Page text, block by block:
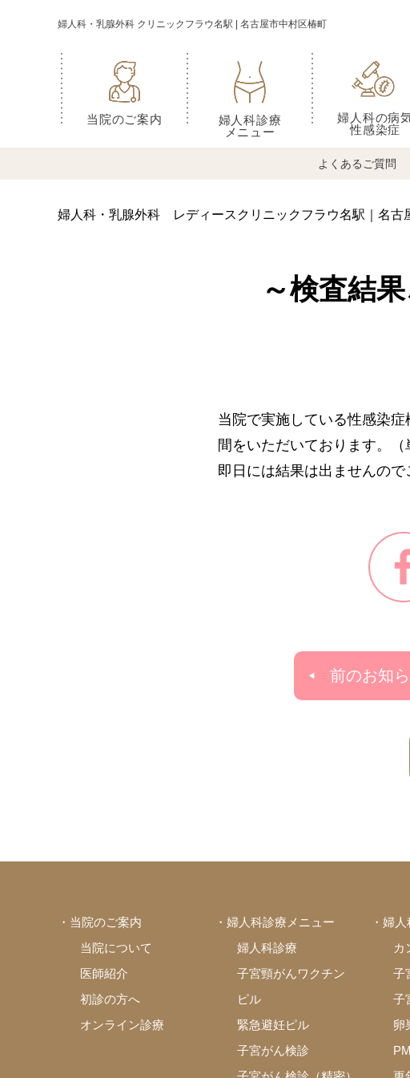
婦人科・乳腺外科 クリニックフラウ名駅 | 名古屋市中村区椿町
当院のご案内
婦人科診療
メニュー
婦人科の病
性感染症
よくあるご質問
婦人科・乳腺外科 レディースクリニックフラウ名駅｜名古
～検査結
当院で実施している性感染
間をいただいております。
即日には結果は出ませんので
前のお知
・当院のご案内
当院について
医師紹介
初診の方へ
オンライン診療
・婦人科診療メニュー
婦人科診療
子宮頸がんワクチン
ピル
緊急避妊ピル
子宮がん検診
・婦
カ
子
子
卵